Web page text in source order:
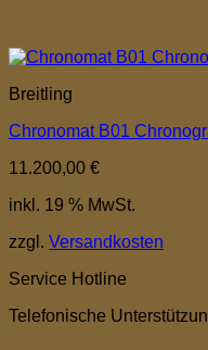
Breitling
Chronomat B01
11.200,00 €
inkl. 19 % MwSt.
zzgl. Versandkosten
Service Hotline
Telefonische